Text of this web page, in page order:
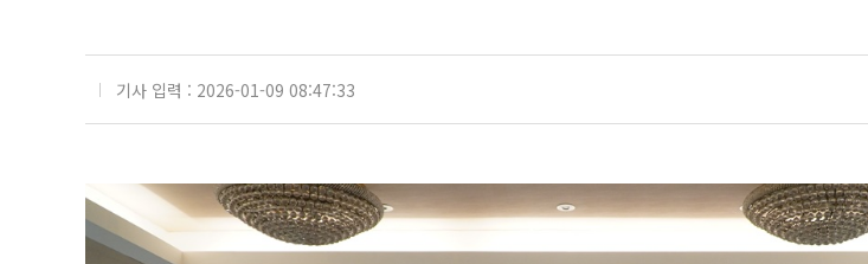
기사 입력 : 2026-01-09 08:47:33